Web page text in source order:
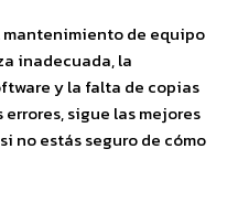
mantenimiento de equipo
inadecuada, la
y la falta de copias
sigue las mejores
no estás seguro de cómo